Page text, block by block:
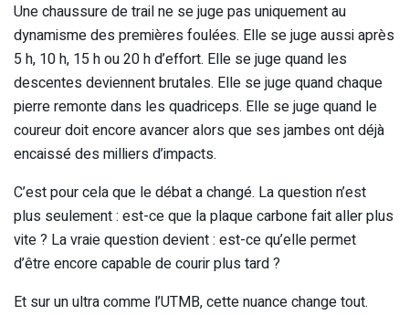
Une chaussure de trail ne se juge pas uniquement au
dynamisme des premières foulées. Elle se juge aussi après
5 h, 10 h, 15 h ou 20 h d’effort. Elle se juge quand les
descentes deviennent brutales. Elle se juge quand chaque
pierre remonte dans les quadriceps. Elle se juge quand le
coureur doit encore avancer alors que ses jambes ont déjà
encaissé des milliers d’impacts.
C’est pour cela que le débat a changé. La question n’est
plus seulement : est-ce que la plaque carbone fait aller plus
vite ? La vraie question devient : est-ce qu’elle permet
d’être encore capable de courir plus tard ?
Et sur un ultra comme l’UTMB, cette nuance change tout.